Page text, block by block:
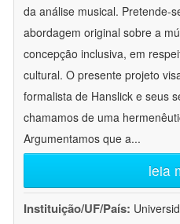
da análise musical. Pretende-
abordagem original sobre a
concepção inclusiva, em
cultural. O presente projeto
formalista de Hanslick e seus
chamamos de uma
Argumentamos que a...
leia
Instituição/UF/País: